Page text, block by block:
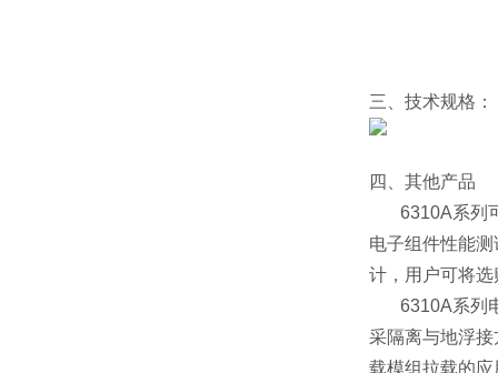
三、技术规格：
四、其他产品
6310A系列
电子组件性能
计，用户可将
6310A系列
采隔离与地浮
载模组拉载的